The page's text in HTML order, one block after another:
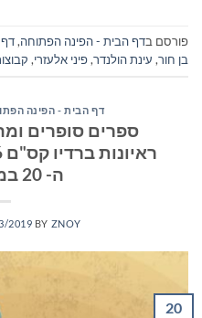
פורסם בדף הבית - הפינה הפתוחה,
בן חור, עינת הולנדר,פיני אלעזרי,
דף הבית - הפינה
ספרים סופרים
ה- 20 במרץ 2019
2019 BY ZNOY
20